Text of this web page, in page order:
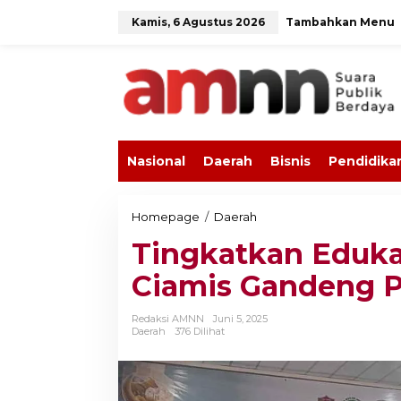
Kamis, 6 Agustus 2026 Tambahkan Menu
Nasional Daerah Bisnis
Homepage / Daerah
n
g
k
a
t
n
E
Tingkatkan
Ciamis Gandeng
Redaksi AMNN
Juni 5, 2025
Daerah
376 Dilihat